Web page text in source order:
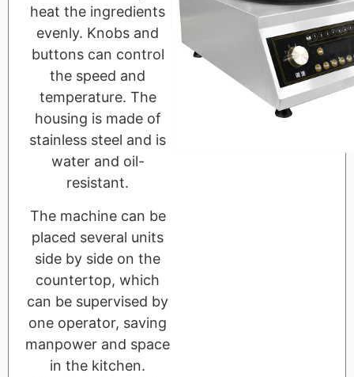
heat the ingredients
evenly. Knobs and
buttons can control
the speed and
temperature. The
housing is made of
stainless steel and is
water and oil-
resistant.
The machine can be
placed several units
side by side on the
countertop, which
can be supervised by
one operator, saving
manpower and space
in the kitchen.